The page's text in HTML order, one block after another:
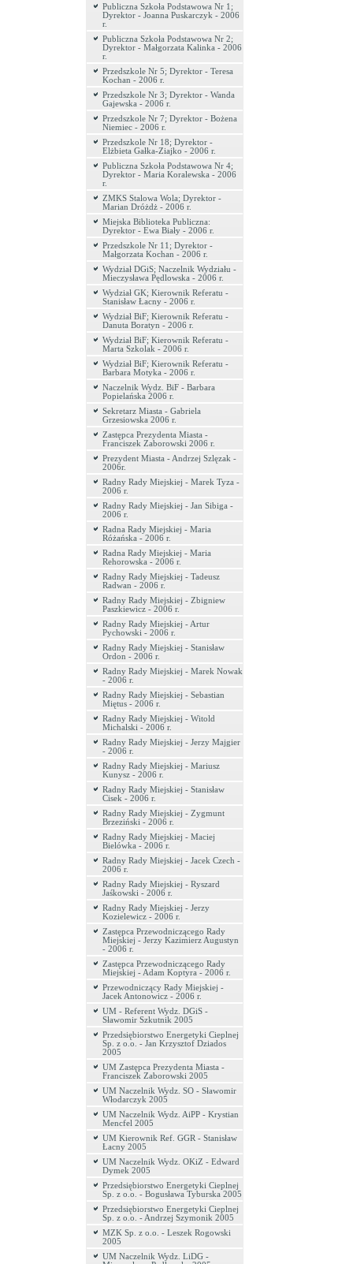
Publiczna Szkoła Podstawowa Nr 1;
Dyrektor - Joanna Puskarczyk - 2006
r.
Publiczna Szkoła Podstawowa Nr 2;
Dyrektor - Małgorzata Kalinka - 2006
r.
Przedszkole Nr 5; Dyrektor - Teresa
Kochan - 2006 r.
Przedszkole Nr 3; Dyrektor - Wanda
Gajewska - 2006 r.
Przedszkole Nr 7; Dyrektor - Bożena
Niemiec - 2006 r.
Przedszkole Nr 18; Dyrektor -
Elżbieta Gałka-Ziajko - 2006 r.
Publiczna Szkoła Podstawowa Nr 4;
Dyrektor - Maria Koralewska - 2006
r.
ZMKS Stalowa Wola; Dyrektor -
Marian Dróżdż - 2006 r.
Miejska Biblioteka Publiczna:
Dyrektor - Ewa Biały - 2006 r.
Przedszkole Nr 11; Dyrektor -
Małgorzata Kochan - 2006 r.
Wydział DGiS; Naczelnik Wydziału -
Mieczysława Pędlowska - 2006 r.
Wydział GK; Kierownik Referatu -
Stanisław Łacny - 2006 r.
Wydział BiF; Kierownik Referatu -
Danuta Boratyn - 2006 r.
Wydział BiF; Kierownik Referatu -
Marta Szkolak - 2006 r.
Wydział BiF; Kierownik Referatu -
Barbara Motyka - 2006 r.
Naczelnik Wydz. BiF - Barbara
Popielańska 2006 r.
Sekretarz Miasta - Gabriela
Grzesiowska 2006 r.
Zastępca Prezydenta Miasta -
Franciszek Zaborowski 2006 r.
Prezydent Miasta - Andrzej Szlęzak -
2006r.
Radny Rady Miejskiej - Marek Tyza -
2006 r.
Radny Rady Miejskiej - Jan Sibiga -
2006 r.
Radna Rady Miejskiej - Maria
Różańska - 2006 r.
Radna Rady Miejskiej - Maria
Rehorowska - 2006 r.
Radny Rady Miejskiej - Tadeusz
Radwan - 2006 r.
Radny Rady Miejskiej - Zbigniew
Paszkiewicz - 2006 r.
Radny Rady Miejskiej - Artur
Pychowski - 2006 r.
Radny Rady Miejskiej - Stanisław
Ordon - 2006 r.
Radny Rady Miejskiej - Marek Nowak
- 2006 r.
Radny Rady Miejskiej - Sebastian
Miętus - 2006 r.
Radny Rady Miejskiej - Witold
Michalski - 2006 r.
Radny Rady Miejskiej - Jerzy Majgier
- 2006 r.
Radny Rady Miejskiej - Mariusz
Kunysz - 2006 r.
Radny Rady Miejskiej - Stanisław
Cisek - 2006 r.
Radny Rady Miejskiej - Zygmunt
Brzeziński - 2006 r.
Radny Rady Miejskiej - Maciej
Bielówka - 2006 r.
Radny Rady Miejskiej - Jacek Czech -
2006 r.
Radny Rady Miejskiej - Ryszard
Jaśkowski - 2006 r.
Radny Rady Miejskiej - Jerzy
Kozielewicz - 2006 r.
Zastępca Przewodniczącego Rady
Miejskiej - Jerzy Kazimierz Augustyn
- 2006 r.
Zastępca Przewodniczącego Rady
Miejskiej - Adam Koptyra - 2006 r.
Przewodniczący Rady Miejskiej -
Jacek Antonowicz - 2006 r.
UM - Referent Wydz. DGiS -
Sławomir Szkutnik 2005
Przedsiębiorstwo Energetyki Cieplnej
Sp. z o.o. - Jan Krzysztof Dziados
2005
UM Zastępca Prezydenta Miasta -
Franciszek Zaborowski 2005
UM Naczelnik Wydz. SO - Sławomir
Włodarczyk 2005
UM Naczelnik Wydz. AiPP - Krystian
Mencfel 2005
UM Kierownik Ref. GGR - Stanisław
Łacny 2005
UM Naczelnik Wydz. OKiZ - Edward
Dymek 2005
Przedsiębiorstwo Energetyki Cieplnej
Sp. z o.o. - Bogusława Tyburska 2005
Przedsiębiorstwo Energetyki Cieplnej
Sp. z o.o. - Andrzej Szymonik 2005
MZK Sp. z o.o. - Leszek Rogowski
2005
UM Naczelnik Wydz. LiDG -